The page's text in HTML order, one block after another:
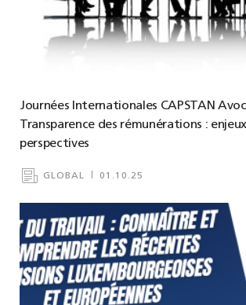
Journées Internationales CAPSTAN
Transparence des rémunérations :
perspectives
GLOBAL 01.10.25